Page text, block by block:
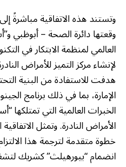
وتستند هذه الاتفاقية مباشرةً
وقعتها دائرة الصحة – أبوظبي
لإنشاء مركز التميز للأمراض
هدفت للاستفادة من البنية
الإمارة، بما في ذلك برنامج
الخبرات العالمية التي تمتلكها
الأمراض النادرة. وتمثل الاتفاقية
خطوة متقدمة لترجمة هذا
انضمام “بيورهيلث” كشريك